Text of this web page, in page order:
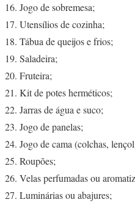
Jogo de sobremesa;
Utensílios de cozinha;
Tábua de queijos e frios;
Saladeira;
Fruteira;
Kit de potes herméticos;
Jarras de água e suco;
Jogo de panelas;
Jogo de cama (colchas,
Roupões;
Velas perfumadas ou
Luminárias ou abajures;